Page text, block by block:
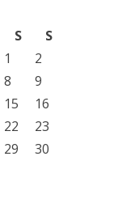
S
S
1
2
8
9
15
16
22
23
29
30